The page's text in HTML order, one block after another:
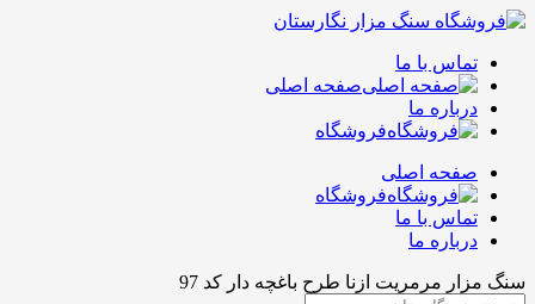
تماس با ما
صفحه اصلی
درباره ما
فروشگاه
صفحه اصلی
فروشگاه
تماس با ما
درباره ما
سنگ مزار مرمریت ازنا طرح باغچه دار کد 97